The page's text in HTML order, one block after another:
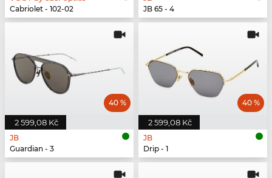
Cabriolet - 102-02
JB 65 - 4
2 599,08 Kč
40 %
JB
Guardian - 3
2 599,08 Kč
40 %
JB
Drip - 1